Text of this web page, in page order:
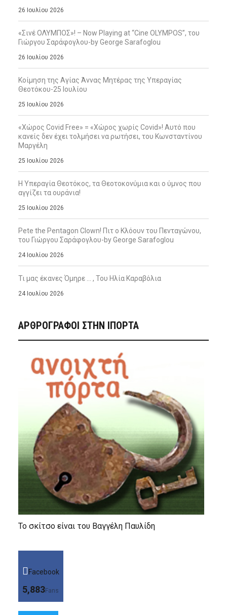
26 Ιουλίου 2026
«Σινέ ΟΛΥΜΠΟΣ»! – Now Playing at “Cine OLYMPOS”, του
Γιώργου Σαράφογλου-by George Sarafoglou
26 Ιουλίου 2026
Κοίμηση της Αγίας Άννας Μητέρας της Υπεραγίας
Θεοτόκου-25 Ιουλίου
25 Ιουλίου 2026
«Χώρος Covid Free» = «Χώρος χωρίς Covid»! Αυτό που
κανείς δεν έχει τολμήσει να ρωτήσει, του Κωνσταντίνου
Μαργέλη
25 Ιουλίου 2026
Η Υπεραγία Θεοτόκος, τα Θεοτοκονύμια και ο ύμνος που
αγγίζει τα ουράνια!
25 Ιουλίου 2026
Pete the Pentagon Clown! Πιτ ο Κλόουν του Πενταγώνου,
του Γιώργου Σαράφογλου-by George Sarafoglou
24 Ιουλίου 2026
Τι μας έκανες Όμηρε … , Του Ηλία Καραβόλια
24 Ιουλίου 2026
ΑΡΘΡΟΓΡΑΦΟΙ ΣΤΗΝ IΠΟΡΤΑ
Το σκίτσο είναι του Βαγγέλη Παυλίδη
Facebook
5,883Fans